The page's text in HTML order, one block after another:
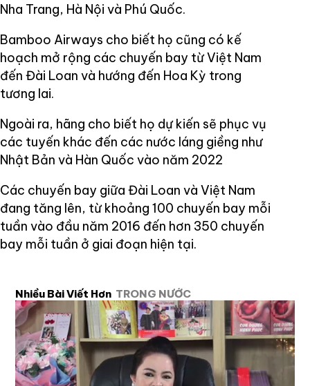
Nha Trang, Hà Nội và Phú Quốc.
Bamboo Airways cho biết họ cũng có kế
hoạch mở rộng các chuyến bay từ Việt Nam
đến Đài Loan và hướng đến Hoa Kỳ trong
tương lai.
Ngoài ra, hãng cho biết họ dự kiến ​​sẽ phục vụ
các tuyến khác đến các nước láng giềng như
Nhật Bản và Hàn Quốc vào năm 2022
Các chuyến bay giữa Đài Loan và Việt Nam
đang tăng lên, từ khoảng 100 chuyến bay mỗi
tuần vào đầu năm 2016 đến hơn 350 chuyến
bay mỗi tuần ở giai đoạn hiện tại.
Nhiều Bài Viết Hơn TRONG NƯỚC